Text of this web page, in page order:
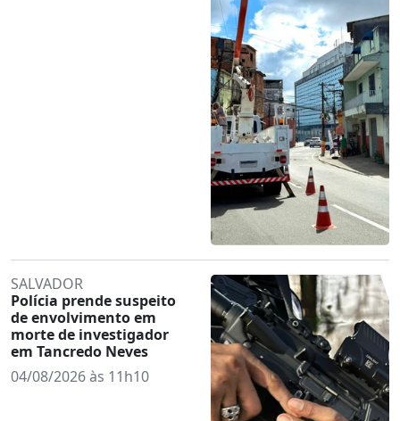
SALVADOR
Polícia prende suspeito
de envolvimento em
morte de investigador
em Tancredo Neves
04/08/2026 às 11h10